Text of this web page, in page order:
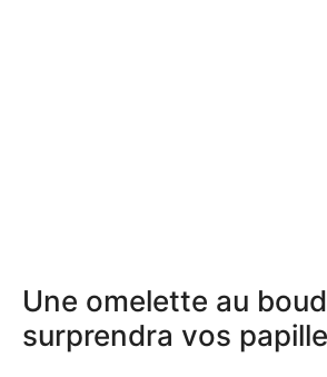
Une omelette au
surprendra vos